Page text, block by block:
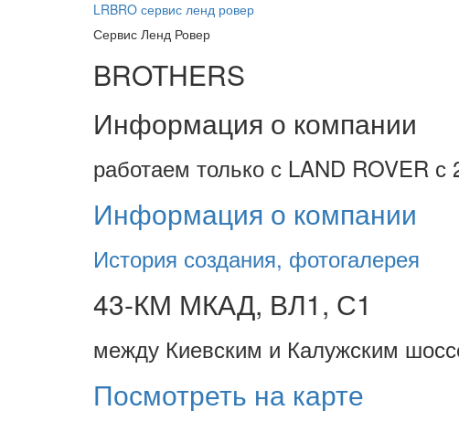
LRBRO сервис ленд ровер
Сервис Ленд Ровер
BROTHERS
Информация о компании
работаем только с LAND ROVER с
Информация о компании
История создания, фотогалерея
43-КМ МКАД, ВЛ1, С1
между Киевским и Калужским
Посмотреть на карте